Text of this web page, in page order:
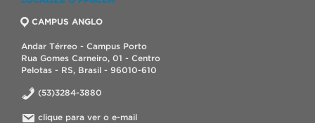
CAMPUS ANGLO
Andar Térreo - Campus Porto
Rua Gomes Carneiro, 01 - Centro
Pelotas - RS, Brasil - 96010-610
(53)3284-3880
clique para ver o e-mail